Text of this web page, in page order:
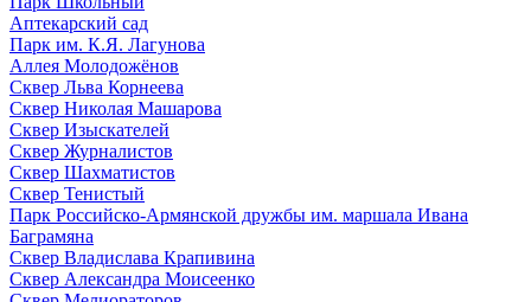
Аптекарский сад
Парк им. К.Я. Лагунова
Аллея Молодожёнов
Сквер Льва Корнеева
Сквер Николая Машарова
Сквер Изыскателей
Сквер Журналистов
Сквер Шахматистов
Сквер Тенистый
Парк Российско-Армянской дружбы им. маршала Ивана
Баграмяна
Сквер Владислава Крапивина
Сквер Александра Моисеенко